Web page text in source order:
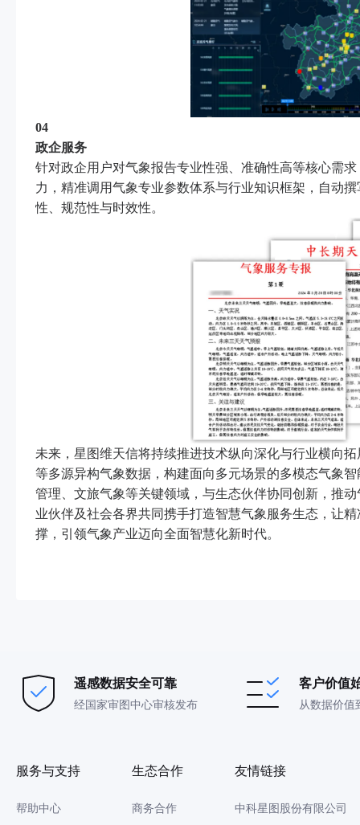
04
政企服务
针对政企用户对气象报告专业性强、准确性高等核心需
力，精准调用气象专业参数体系与行业知识框架，自动
性、规范性与时效性。
未来，星图维天信将持续推进技术纵向深化与行业横向
等多源异构气象数据，构建面向多元场景的多模态气象
管理、文旅气象等关键领域，与生态伙伴协同创新，推
业伙伴及社会各界共同携手打造智慧气象服务生态，让
撑，引领气象产业迈向全面智慧化新时代。
遥感数据安全可靠
经国家审图中心审核发布
客户价值
从数据价值
服务与支持
帮助中心
生态合作
商务合作
友情链接
中科星图股份有限公司